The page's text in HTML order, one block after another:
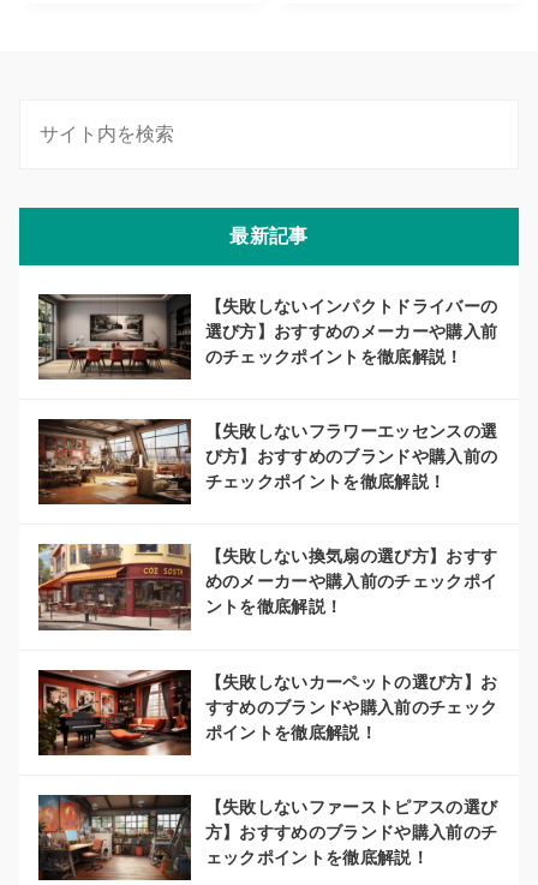
最新記事
【失敗しないインパクトドライバーの
選び方】おすすめのメーカーや購入前
のチェックポイントを徹底解説！
【失敗しないフラワーエッセンスの選
び方】おすすめのブランドや購入前の
チェックポイントを徹底解説！
【失敗しない換気扇の選び方】おすす
めのメーカーや購入前のチェックポイ
ントを徹底解説！
【失敗しないカーペットの選び方】お
すすめのブランドや購入前のチェック
ポイントを徹底解説！
【失敗しないファーストピアスの選び
方】おすすめのブランドや購入前のチ
ェックポイントを徹底解説！